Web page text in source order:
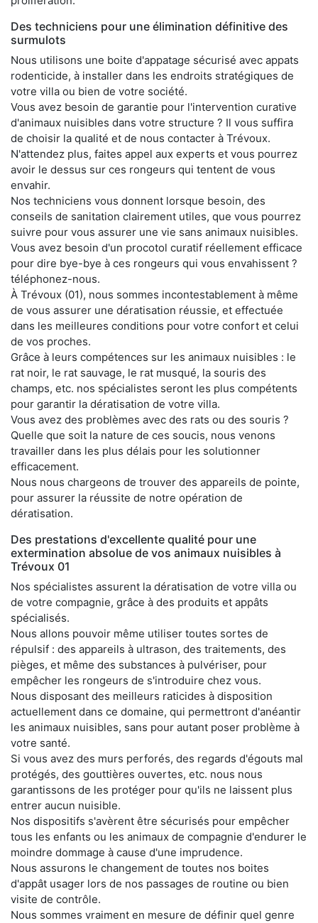
Des techniciens pour une élimination définitive des
surmulots
Nous utilisons une boite d'appatage sécurisé avec appats
rodenticide, à installer dans les endroits stratégiques de
votre villa ou bien de votre société.
Vous avez besoin de garantie pour l'intervention curative
d'animaux nuisibles dans votre structure ? Il vous suffira
de choisir la qualité et de nous contacter à Trévoux.
N'attendez plus, faites appel aux experts et vous pourrez
avoir le dessus sur ces rongeurs qui tentent de vous
envahir.
Nos techniciens vous donnent lorsque besoin, des
conseils de sanitation clairement utiles, que vous pourrez
suivre pour vous assurer une vie sans animaux nuisibles.
Vous avez besoin d'un procotol curatif réellement efficace
pour dire bye-bye à ces rongeurs qui vous envahissent ?
téléphonez-nous.
À Trévoux (01), nous sommes incontestablement à même
de vous assurer une dératisation réussie, et effectuée
dans les meilleures conditions pour votre confort et celui
de vos proches.
Grâce à leurs compétences sur les animaux nuisibles : le
rat noir, le rat sauvage, le rat musqué, la souris des
champs, etc. nos spécialistes seront les plus compétents
pour garantir la dératisation de votre villa.
Vous avez des problèmes avec des rats ou des souris ?
Quelle que soit la nature de ces soucis, nous venons
travailler dans les plus délais pour les solutionner
efficacement.
Nous nous chargeons de trouver des appareils de pointe,
pour assurer la réussite de notre opération de
dératisation.
Des prestations d'excellente qualité pour une
extermination absolue de vos animaux nuisibles à
Trévoux 01
Nos spécialistes assurent la dératisation de votre villa ou
de votre compagnie, grâce à des produits et appâts
spécialisés.
Nous allons pouvoir même utiliser toutes sortes de
répulsif : des appareils à ultrason, des traitements, des
pièges, et même des substances à pulvériser, pour
empêcher les rongeurs de s'introduire chez vous.
Nous disposant des meilleurs raticides à disposition
actuellement dans ce domaine, qui permettront d'anéantir
les animaux nuisibles, sans pour autant poser problème à
votre santé.
Si vous avez des murs perforés, des regards d'égouts mal
protégés, des gouttières ouvertes, etc. nous nous
garantissons de les protéger pour qu'ils ne laissent plus
entrer aucun nuisible.
Nos dispositifs s'avèrent être sécurisés pour empêcher
tous les enfants ou les animaux de compagnie d'endurer le
moindre dommage à cause d'une imprudence.
Nous assurons le changement de toutes nos boites
d'appât usager lors de nos passages de routine ou bien
visite de contrôle.
Nous sommes vraiment en mesure de définir quel genre